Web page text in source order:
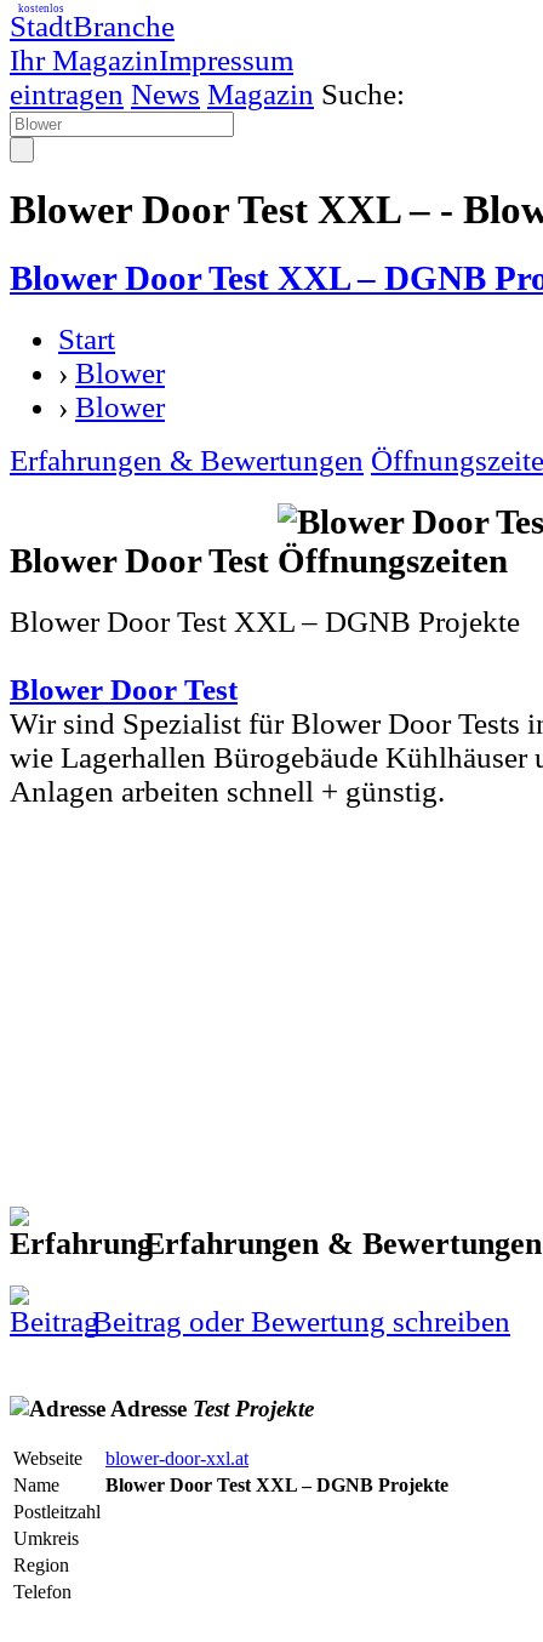
StadtBranche
Ihr MagazinImpressum
kostenlos
eintragen News Magazin Suche:
Blower Door Test XXL – -
Blower Door Test XXL – DGNB
Start
› Blower
› Blower
Erfahrungen & Bewertungen
Blower Door Test
Blower Door Test XXL – DGNB Projekte
Blower Door Test
Wir sind Spezialist für Blower Door Tests
wie Lagerhallen Bürogebäude Kühlhäuser
Anlagen arbeiten schnell + günstig.
Erfahrungen &
Beitrag oder Bewertung schreiben
Adresse Test Projekte
Webseite
blower-door-xxl.at
Name
Blower Door Test XXL – DGNB Projekte
Postleitzahl
Umkreis
Region
Telefon